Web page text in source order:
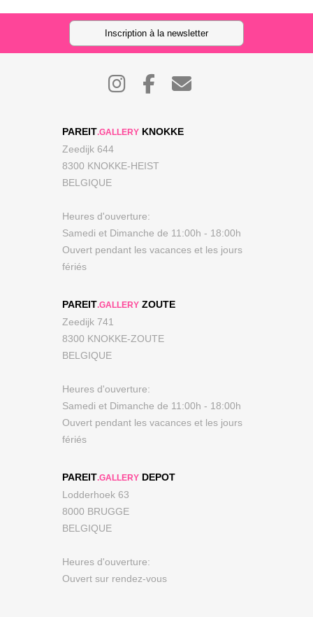
Inscription à la newsletter
PAREIT.GALLERY KNOKKE
Zeedijk 644
8300 KNOKKE-HEIST
BELGIQUE
Heures d'ouverture:
Samedi et Dimanche de 11:00h - 18:00h
Ouvert pendant les vacances et les jours
fériés
PAREIT.GALLERY ZOUTE
Zeedijk 741
8300 KNOKKE-ZOUTE
BELGIQUE
Heures d'ouverture:
Samedi et Dimanche de 11:00h - 18:00h
Ouvert pendant les vacances et les jours
fériés
PAREIT.GALLERY DEPOT
Lodderhoek 63
8000 BRUGGE
BELGIQUE
Heures d'ouverture:
Ouvert sur rendez-vous